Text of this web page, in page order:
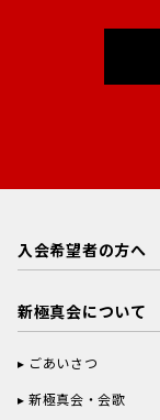
入会希望者の方へ
新極真会について
ごあいさつ
新極真会・会歌